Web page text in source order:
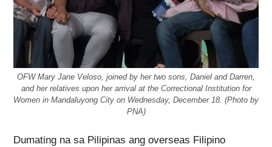
OFW Mary Jane Veloso, joined by her two sons, Daniel and Darren,
and her relatives upon her arrival at the Correctional Institution for
Women in Mandaluyong City on Wednesday, December 18. (Photo by
PNA)
Dumating na sa Pilipinas ang overseas Filipino